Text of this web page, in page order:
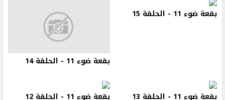
بقعة ضوء 11 - الحلقة 15
بقعة ضوء 11 - الحلقة 14
بقعة ضوء 11 - الحلقة 13 بقعة ضوء 11 - الحلقة 12